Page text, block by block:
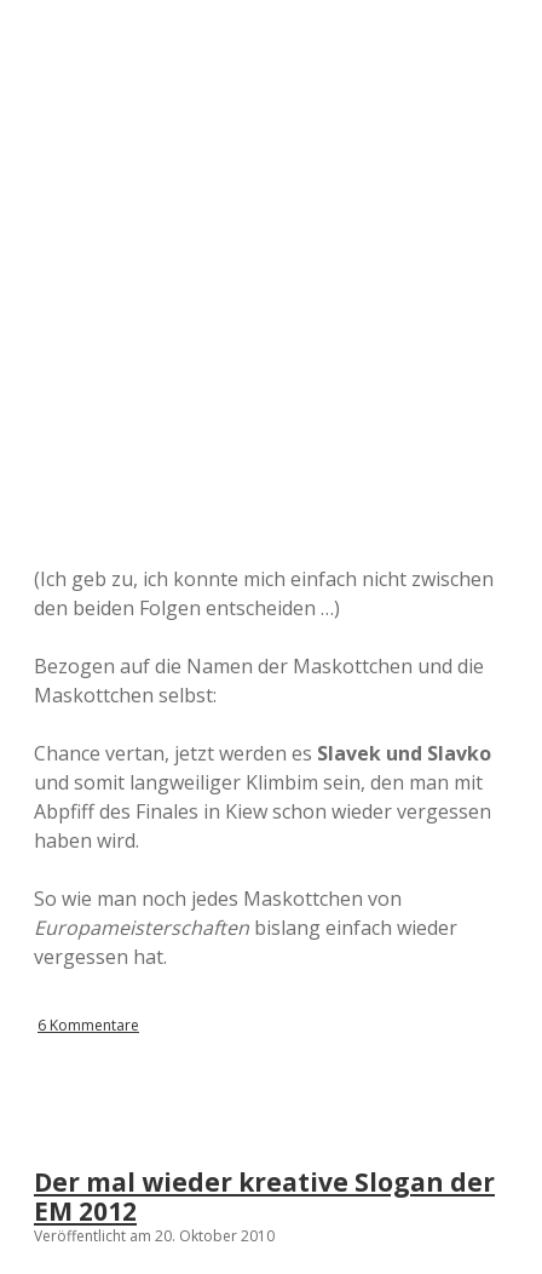
(Ich geb zu, ich konnte mich einfach nicht zwischen
den beiden Folgen entscheiden …)
Bezogen auf die Namen der Maskottchen und die
Maskottchen selbst:
Chance vertan, jetzt werden es Slavek und Slavko
und somit langweiliger Klimbim sein, den man mit
Abpfiff des Finales in Kiew schon wieder vergessen
haben wird.
So wie man noch jedes Maskottchen von
Europameisterschaften bislang einfach wieder
vergessen hat.
6 Kommentare
Der mal wieder kreative Slogan der
EM 2012
Veröffentlicht am 20. Oktober 2010